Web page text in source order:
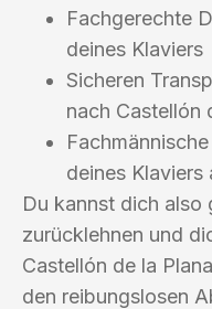
Fachgerechte
deines Klaviers
Sicheren
nach Castellón
deines Klaviers
Du kannst dich also
zurücklehnen und
Castellón de la
den reibungslosen